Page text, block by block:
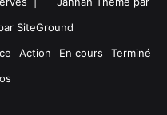
SiteGround
Action En cours
Terminé